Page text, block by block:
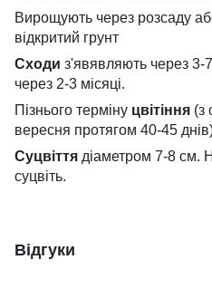
Вирощують через розсаду
відкритий грунт
Сходи з'явявляють через 3-7
через 2-3 місяці.
Пізнього терміну цвітіння (з
вересня протягом 40-45
Суцвіття діаметром 7-8 см.
суцвіть.
Відгуки